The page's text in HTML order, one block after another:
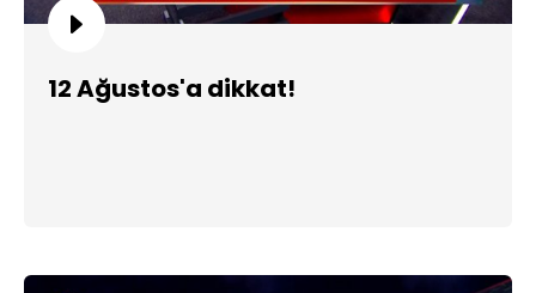
12 Ağustos'a dikkat!